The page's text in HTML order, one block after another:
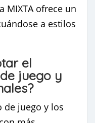
MIXTA ofrece un
a estilos
el
juego y
de juego y los